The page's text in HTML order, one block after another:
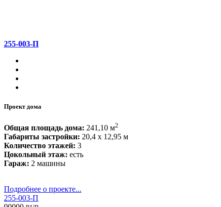
255-003-П
Проект дома
Общая площадь дома: 241,10 м2
Габариты застройки: 20,4 x 12,95 м
Количество этажей: 3
Цокольный этаж: есть
Гараж: 2 машины
Подробнее о проекте...
255-003-П